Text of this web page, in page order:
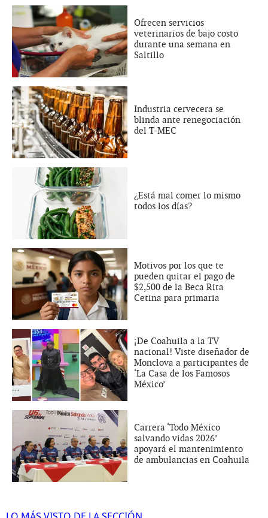
Ofrecen servicios
veterinarios de bajo costo
durante una semana en
Saltillo
Industria cervecera se
blinda ante renegociación
del T-MEC
¿Está mal comer lo mismo
todos los días?
Motivos por los que te
pueden quitar el pago de
$2,500 de la Beca Rita
Cetina para primaria
¡De Coahuila a la TV
nacional! Viste diseñador de
Monclova a participantes de
‘La Casa de los Famosos
México’
Carrera ‘Todo México
salvando vidas 2026’
apoyará el mantenimiento
de ambulancias en Coahuila